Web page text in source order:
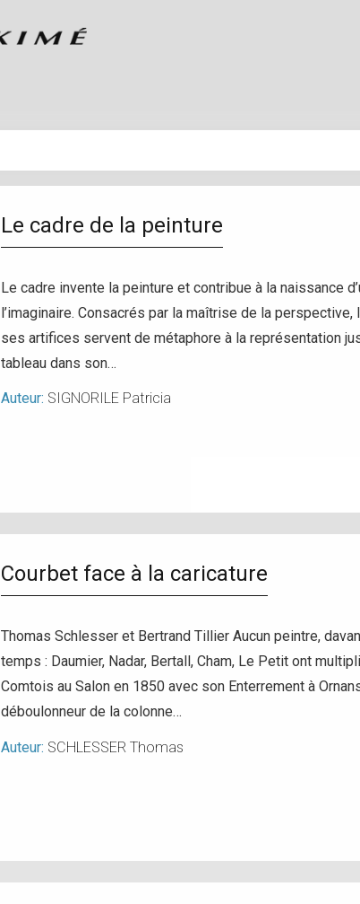
Le cadre de la peinture
Le cadre invente la peinture et contribue à la naissance
l’imaginaire. Consacrés par la maîtrise de la
ses artifices servent de métaphore à la représentation
tableau dans son…
Auteur: SIGNORILE Patricia
Courbet face à la caricature
Thomas Schlesser et Bertrand Tillier Aucun peintre,
temps : Daumier, Nadar, Bertall, Cham, Le Petit ont
Comtois au Salon en 1850 avec son Enterrement à
déboulonneur de la colonne…
Auteur: SCHLESSER Thomas